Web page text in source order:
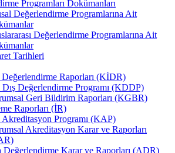
Programları Dokümanları
Değerlendirme Programlarına Ait
Değerlendirme Programlarına Ait
Tarihleri
Raporları (KİDR)
Değerlendirme Programı (KDDP)
Geri Bildirim Raporları (KGBR)
Raporları (İR)
Programı (KAP)
Akreditasyon Karar ve Raporları
Değerlendirme Karar ve Raporları (ADR)